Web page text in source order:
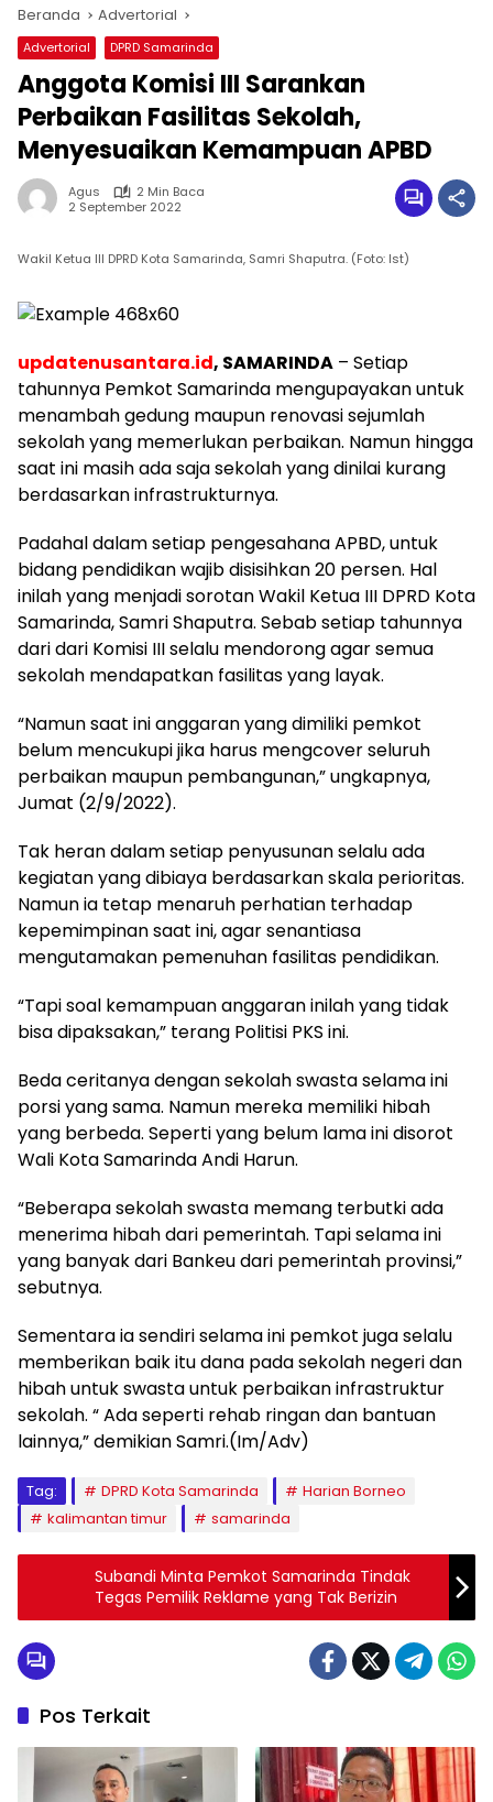
Beranda Advertorial
Advertorial DPRD Samarinda
Anggota Komisi III Sarankan
Perbaikan Fasilitas Sekolah,
Menyesuaikan Kemampuan APBD
Agus
2 Min Baca
2 September 2022
Wakil Ketua III DPRD Kota Samarinda, Samri Shaputra. (Foto: Ist)
updatenusantara.id, SAMARINDA – Setiap
tahunnya Pemkot Samarinda mengupayakan untuk
menambah gedung maupun renovasi sejumlah
sekolah yang memerlukan perbaikan. Namun hingga
saat ini masih ada saja sekolah yang dinilai kurang
berdasarkan infrastrukturnya.
Padahal dalam setiap pengesahana APBD, untuk
bidang pendidikan wajib disisihkan 20 persen. Hal
inilah yang menjadi sorotan Wakil Ketua III DPRD Kota
Samarinda, Samri Shaputra. Sebab setiap tahunnya
dari dari Komisi III selalu mendorong agar semua
sekolah mendapatkan fasilitas yang layak.
“Namun saat ini anggaran yang dimiliki pemkot
belum mencukupi jika harus mengcover seluruh
perbaikan maupun pembangunan,” ungkapnya,
Jumat (2/9/2022).
Tak heran dalam setiap penyusunan selalu ada
kegiatan yang dibiaya berdasarkan skala perioritas.
Namun ia tetap menaruh perhatian terhadap
kepemimpinan saat ini, agar senantiasa
mengutamakan pemenuhan fasilitas pendidikan.
“Tapi soal kemampuan anggaran inilah yang tidak
bisa dipaksakan,” terang Politisi PKS ini.
Beda ceritanya dengan sekolah swasta selama ini
porsi yang sama. Namun mereka memiliki hibah
yang berbeda. Seperti yang belum lama ini disorot
Wali Kota Samarinda Andi Harun.
“Beberapa sekolah swasta memang terbutki ada
menerima hibah dari pemerintah. Tapi selama ini
yang banyak dari Bankeu dari pemerintah provinsi,”
sebutnya.
Sementara ia sendiri selama ini pemkot juga selalu
memberikan baik itu dana pada sekolah negeri dan
hibah untuk swasta untuk perbaikan infrastruktur
sekolah. “ Ada seperti rehab ringan dan bantuan
lainnya,” demikian Samri.(Im/Adv)
Tag: DPRD Kota Samarinda
Harian Borneo
kalimantan timur
samarinda
Subandi Minta Pemkot Samarinda Tindak
Tegas Pemilik Reklame yang Tak Berizin
Pos Terkait